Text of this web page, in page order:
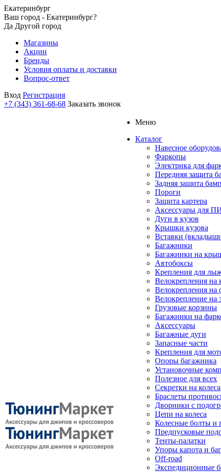
Екатеринбург
Ваш город - Екатеринбург?
Да Другой город
Магазины
Акции
Бренды
Условия оплаты и доставки
Вопрос-ответ
Вход Регистрация
+7 (343) 361-68-68 Заказать звонок
Меню
Каталог
Навесное
Фаркопы
Электрика для
Передняя защита
Задняя защита
Пороги
Защита картера
Аксессуары для
Дуги в кузов
Крышки кузова
Вставки
Багажники
Багажники на
Автобоксы
Крепления для
Велокрепления
Велокрепления на
Велокрепление на
Грузовые корзины
Багажники на
Аксессуары
Багажные дуги
Запасные части
Крепления для
Опоры багажника
Установочные
Полезное для всех
Секретки на колеса
Браслеты
Дворники с
Цепи на колеса
Колесные болты и
Предпусковые
Тенты-палатки
Упоры капота и
Off-road
Экспедиционные